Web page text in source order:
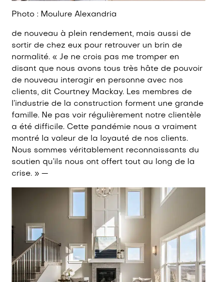
Photo : Moulure Alexandria
de nouveau à plein rendement, mais aussi de
sortir de chez eux pour retrouver un brin de
normalité. « Je ne crois pas me tromper en
disant que nous avons tous très hâte de pouvoir
de nouveau interagir en personne avec nos
clients, dit Courtney Mackay. Les membres de
l’industrie de la construction forment une grande
famille. Ne pas voir régulièrement notre clientèle
a été difficile. Cette pandémie nous a vraiment
montré la valeur de la loyauté de nos clients.
Nous sommes véritablement reconnaissants du
soutien qu’ils nous ont offert tout au long de la
crise. » —